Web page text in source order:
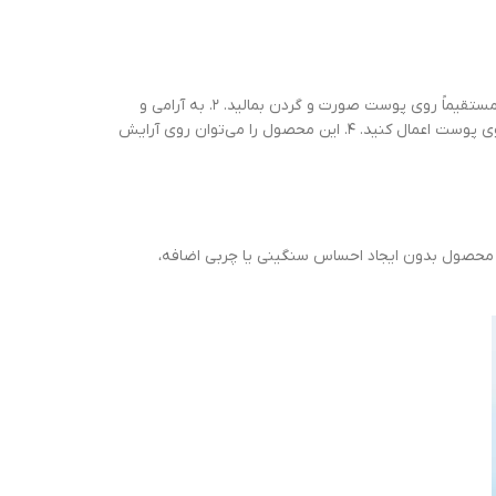
۱. پس از انجام روتین مراقبت از پوست، ضد آفتاب استیکی سنتلا آبرسان و تسکین دهنده هیالو سیکا SKIN 1004 مدل Hyalu-Cica Silky-Fit حجم 20 گرم را مستقیماً روی پوست صورت و گردن بمالید. ۲. به آرامی و
بدون فشار زیاد، استیک را روی پوست حرکت دهید تا محصول به‌طور یکنواخت پخش شود. ۳. برای محافظت مداوم، هر دو ساعت یک‌بار استیک را مجدداً روی پوست اعمال کنید. ۴. این محصول را می‌توان روی آرایش
محصول بدون ایجاد احساس سنگینی یا چربی اضافه،